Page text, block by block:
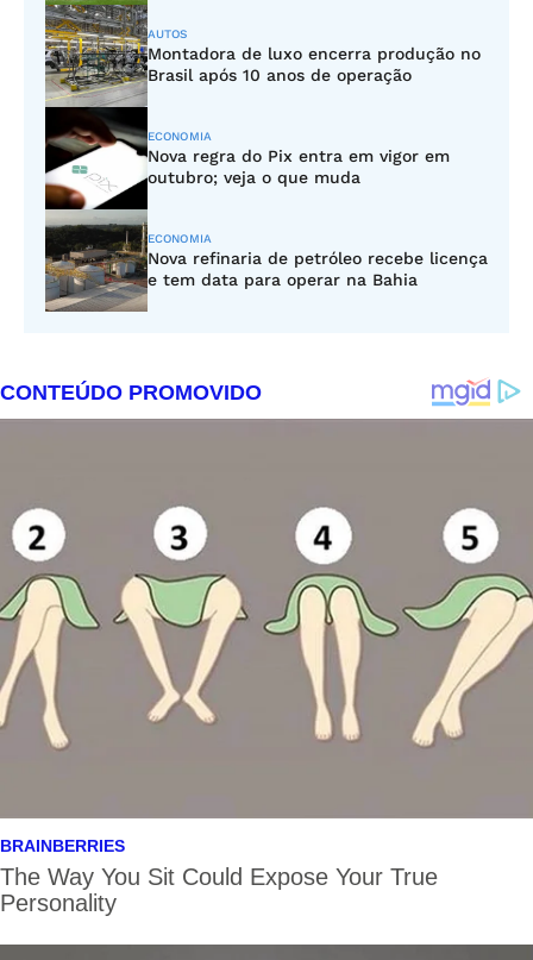
AUTOS
Montadora de luxo encerra produção no
Brasil após 10 anos de operação
ECONOMIA
Nova regra do Pix entra em vigor em
outubro; veja o que muda
ECONOMIA
Nova refinaria de petróleo recebe licença
e tem data para operar na Bahia